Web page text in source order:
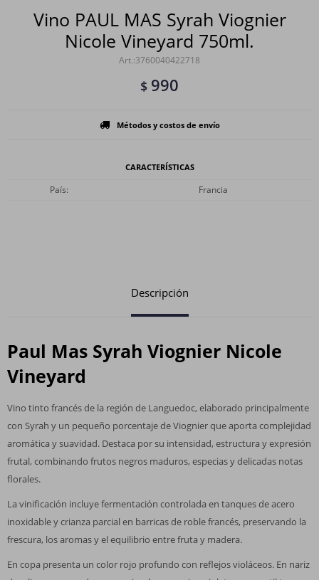
Vino PAUL MAS Syrah Viognier
Nicole Vineyard 750ml.
3760040422718
$ 990
Métodos y costos de envío
CARACTERÍSTICAS
País Francia
Descripción
Paul Mas Syrah Viognier Nicole
Vineyard
Vino tinto francés de la región de Languedoc, elaborado principalmente
con Syrah y un pequeño porcentaje de Viognier que aporta complejidad
aromática y suavidad. Destaca por su intensidad, estructura y expresión
frutal, combinando frutos negros maduros, especias y delicadas notas
florales.
La vinificación incluye fermentación controlada en tanques de acero
inoxidable y crianza parcial en barricas de roble francés, preservando la
frescura, los aromas y el equilibrio entre fruta y madera.
En copa presenta un color rojo profundo con reflejos violáceos. En nariz